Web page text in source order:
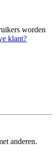
worden
klant?
anderen.